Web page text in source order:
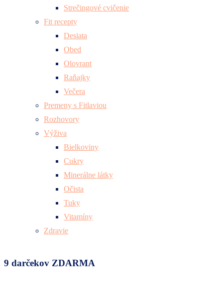
Strečingové cvičenie
Fit recepty
Desiata
Obed
Olovrant
Raňajky
Večera
Premeny s Fitlaviou
Rozhovory
Výživa
Bielkoviny
Cukry
Minerálne látky
Očista
Tuky
Vitamíny
Zdravie
9 darčekov ZDARMA